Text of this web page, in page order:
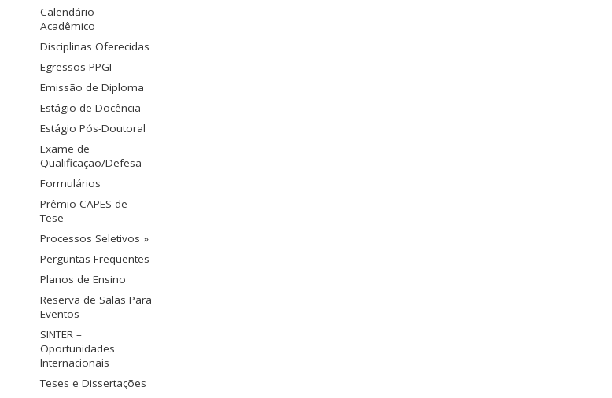
Calendário
Acadêmico
Disciplinas Oferecidas
Egressos PPGI
Emissão de Diploma
Estágio de Docência
Estágio Pós-Doutoral
Exame de
Qualificação/Defesa
Formulários
Prêmio CAPES de
Tese
Processos Seletivos »
Perguntas Frequentes
Planos de Ensino
Reserva de Salas Para
Eventos
SINTER –
Oportunidades
Internacionais
Teses e Dissertações